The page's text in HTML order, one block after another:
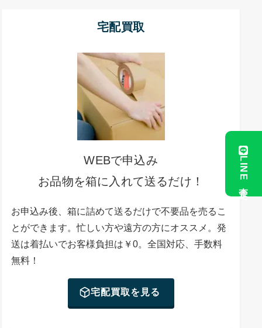
宅配買取
WEBで申込み
お品物を箱に入れて送るだけ！
お申込み後、箱に詰めて送るだけで不要品を売るこ
とができます。忙しい方や遠方の方にオススメ。発
送は着払いでお客様負担は￥0。全国対応、手数料
無料！
宅配買取を見る
LINE査定